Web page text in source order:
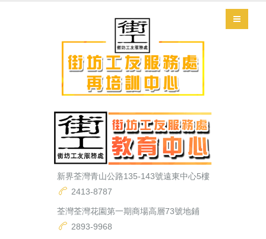
新界荃灣青山公路135-143號遠東中心5樓
2413-8787
荃灣荃灣花園第一期商場高層73號地鋪
2893-9968